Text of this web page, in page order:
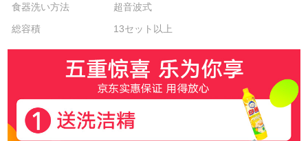
食器洗い方法
超音波式
総容積
13セット以上